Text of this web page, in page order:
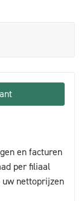
en facturen
per filiaal
nettoprijzen